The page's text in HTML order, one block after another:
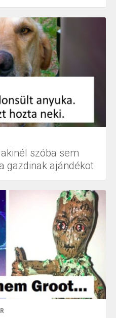
szóba sem
gazdinak ajándékot